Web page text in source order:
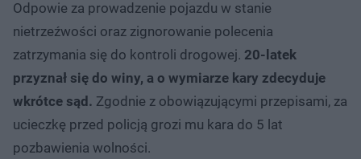
Odpowie za prowadzenie pojazdu w stanie
nietrzeźwości oraz zignorowanie polecenia
zatrzymania się do kontroli drogowej. 20-latek
przyznał się do winy, a o wymiarze kary zdecyduje
wkrótce sąd. Zgodnie z obowiązującymi przepisami, za
ucieczkę przed policją grozi mu kara do 5 lat
pozbawienia wolności.